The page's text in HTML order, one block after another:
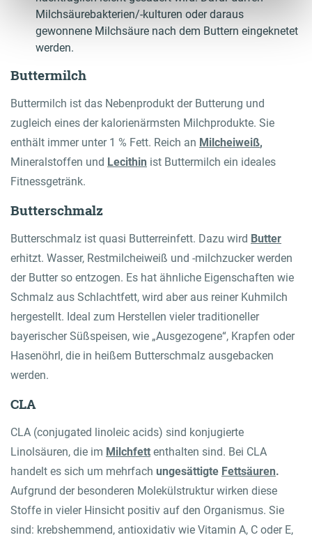
Milchsäurebakterien/-kulturen oder daraus
gewonnene Milchsäure nach dem Buttern eingeknetet
werden.
Buttermilch
Buttermilch ist das Nebenprodukt der Butterung und
zugleich eines der kalorienärmsten Milchprodukte. Sie
enthält immer unter 1 % Fett. Reich an Milcheiweiß,
Mineralstoffen und Lecithin ist Buttermilch ein ideales
Fitnessgetränk.
Butterschmalz
Butterschmalz ist quasi Butterreinfett. Dazu wird Butter
erhitzt. Wasser, Restmilcheiweiß und -milchzucker werden
der Butter so entzogen. Es hat ähnliche Eigenschaften wie
Schmalz aus Schlachtfett, wird aber aus reiner Kuhmilch
hergestellt. Ideal zum Herstellen vieler traditioneller
bayerischer Süßspeisen, wie „Ausgezogene“, Krapfen oder
Hasenöhrl, die in heißem Butterschmalz ausgebacken
werden.
CLA
CLA (conjugated linoleic acids) sind konjugierte
Linolsäuren, die im Milchfett enthalten sind. Bei CLA
handelt es sich um mehrfach ungesättigte Fettsäuren.
Aufgrund der besonderen Molekülstruktur wirken diese
Stoffe in vieler Hinsicht positiv auf den Organismus. Sie
sind: krebshemmend, antioxidativ wie Vitamin A, C oder E,